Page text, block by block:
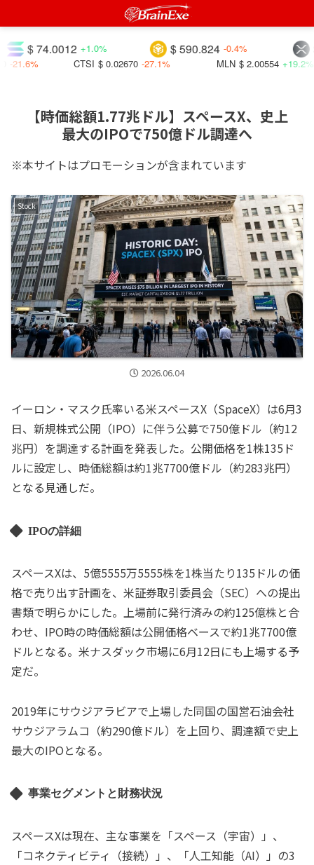
$
$ 590.824 -0.4%
$ 74.0012 +1.0%
$ 2.00554 +19.2%
$ 0.02670 -27.1%
【時価総額1.77兆ドル】スペースX、史上
最大のIPOで750億ドル調達へ
※本サイトはプロモーションが含まれています
Stock
2026.06.04
イーロン・マスク氏率いる米スペースX（SpaceX）は6月3
日、新規株式公開（IPO）に伴う公募で750億ドル（約12
兆円）を調達する計画を発表した。公開価格を1株135ド
ルに設定し、時価総額は約1兆7700億ドル（約283兆円）
となる見通しだ。
IPOの詳細
スペースXは、5億5555万5555株を1株当たり135ドルの価
格で売り出す計画を、米証券取引委員会（SEC）への提出
書類で明らかにした。上場前に発行済みの約125億株と合
わせ、IPO時の時価総額は公開価格ベースで約1兆7700億
ドルとなる。米ナスダック市場に6月12日にも上場する予
定だ。
2019年にサウジアラビアで上場した同国の国営石油会社
サウジアラムコ（約290億ドル）を上回り、調達額で史上
最大のIPOとなる。
事業セグメントと財務状況
スペースXは現在、主な事業を「スペース（宇宙）」、
「コネクティビティ（接続）」、「人工知能（AI）」の3